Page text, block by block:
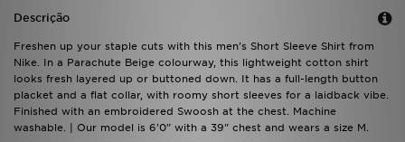
Descrição
Freshen up your staple cuts with this men's Short Sleeve Shirt from
Nike. In a Parachute Beige colourway, this lightweight cotton shirt
looks fresh layered up or buttoned down. It has a full-length button
placket and a flat collar, with roomy short sleeves for a laidback vibe.
Finished with an embroidered Swoosh at the chest. Machine
washable. | Our model is 6'0" with a 39" chest and wears a size M.